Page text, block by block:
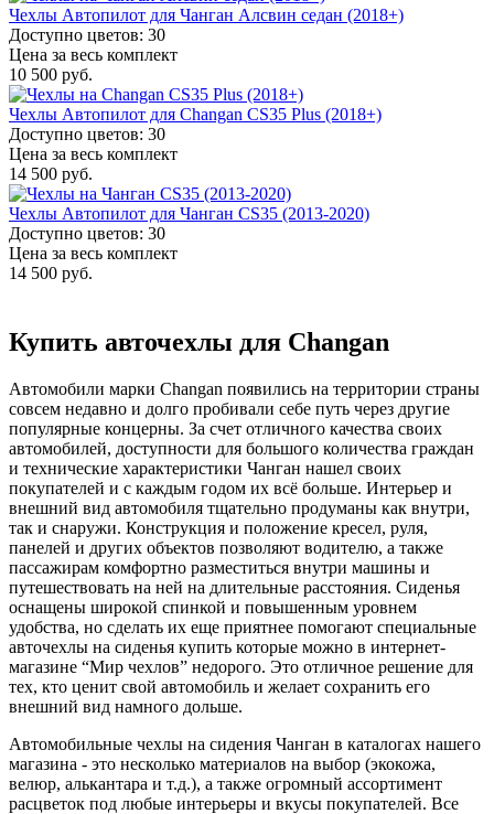
Чехлы Автопилот для Чанган Алсвин седан (2018+)
Доступно цветов: 30
Цена за весь комплект
10 500 руб.
Чехлы Автопилот для Changan CS35 Plus (2018+)
Доступно цветов: 30
Цена за весь комплект
14 500 руб.
Чехлы Автопилот для Чанган CS35 (2013-2020)
Доступно цветов: 30
Цена за весь комплект
14 500 руб.
Купить авточехлы для Changan
Автомобили марки Changan появились на территории страны
совсем недавно и долго пробивали себе путь через другие
популярные концерны. За счет отличного качества своих
автомобилей, доступности для большого количества граждан
и технические характеристики Чанган нашел своих
покупателей и с каждым годом их всё больше. Интерьер и
внешний вид автомобиля тщательно продуманы как внутри,
так и снаружи. Конструкция и положение кресел, руля,
панелей и других объектов позволяют водителю, а также
пассажирам комфортно разместиться внутри машины и
путешествовать на ней на длительные расстояния. Сиденья
оснащены широкой спинкой и повышенным уровнем
удобства, но сделать их еще приятнее помогают специальные
авточехлы на сиденья купить которые можно в интернет-
магазине “Мир чехлов” недорого. Это отличное решение для
тех, кто ценит свой автомобиль и желает сохранить его
внешний вид намного дольше.
Автомобильные чехлы на сидения Чанган в каталогах нашего
магазина - это несколько материалов на выбор (экокожа,
велюр, алькантара и т.д.), а также огромный ассортимент
расцветок под любые интерьеры и вкусы покупателей. Все